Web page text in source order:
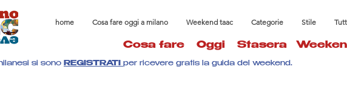
home Cosa fare oggi a milano Weekend taac Categorie Stile
Cosa fare Oggi Stasera
si sono REGISTRATI per ricevere gratis la guida del weekend.